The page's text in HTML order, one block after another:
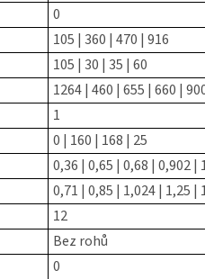
0
105 | 360 | 470 | 916
105 | 30 | 35 | 60
1264 | 460 | 655 | 660 |
1
0 | 160 | 168 | 25
0,36 | 0,65 | 0,68 | 0,902 |
0,71 | 0,85 | 1,024 | 1,25 |
12
Bez rohů
0